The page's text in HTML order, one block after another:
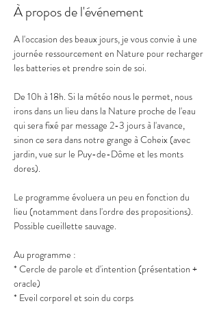
À propos de l'événement
A l'occasion des beaux jours, je vous convie à une
journée ressourcement en Nature pour recharger
les batteries et prendre soin de soi.
De 10h à 18h. Si la météo nous le permet, nous
irons dans un lieu dans la Nature proche de l'eau
qui sera fixé par message 2-3 jours à l'avance,
sinon ce sera dans notre grange à Coheix (avec
jardin, vue sur le Puy-de-Dôme et les monts
dores).
Le programme évoluera un peu en fonction du
lieu (notamment dans l'ordre des propositions).
Possible cueillette sauvage.
Au programme :
* Cercle de parole et d'intention (présentation +
oracle)
* Eveil corporel et soin du corps